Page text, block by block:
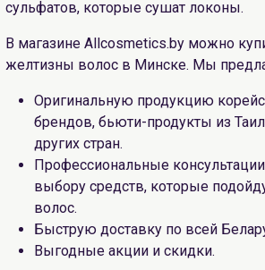
сульфатов, которые сушат локоны.
В магазине Allcosmetics.by можно
желтизны волос в Минске. Мы
Оригинальную продукцию
брендов, бьюти-продукты из
других стран.
Профессиональные
выбору средств, которые
волос.
Быструю доставку по всей
Выгодные акции и скидки.